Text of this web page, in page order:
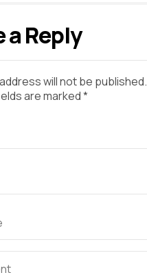
a Reply
will not be published.
are marked *